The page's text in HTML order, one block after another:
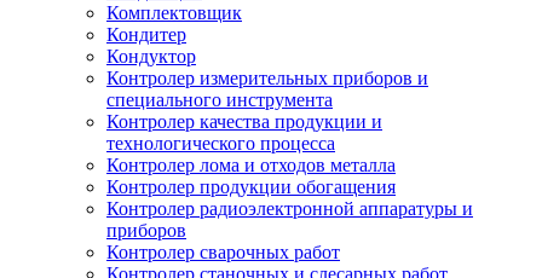
Комплектовщик
Кондитер
Кондуктор
Контролер измерительных приборов и
специального инструмента
Контролер качества продукции и
технологического процесса
Контролер лома и отходов металла
Контролер продукции обогащения
Контролер радиоэлектронной аппаратуры и
приборов
Контролер сварочных работ
Контролер станочных и слесарных работ